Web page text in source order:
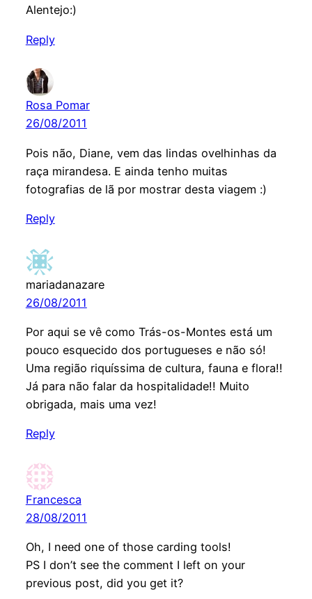
Alentejo:)
Reply
Rosa Pomar
26/08/2011
Pois não, Diane, vem das lindas ovelhinhas da
raça mirandesa. E ainda tenho muitas
fotografias de lã por mostrar desta viagem :)
Reply
mariadanazare
26/08/2011
Por aqui se vê como Trás-os-Montes está um
pouco esquecido dos portugueses e não só!
Uma região riquíssima de cultura, fauna e flora!!
Já para não falar da hospitalidade!! Muito
obrigada, mais uma vez!
Reply
Francesca
28/08/2011
Oh, I need one of those carding tools!
PS I don’t see the comment I left on your
previous post, did you get it?